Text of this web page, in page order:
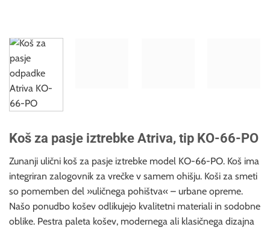
Koš za pasje iztrebke Atriva, tip KO-66-PO
Zunanji ulični koš za pasje iztrebke model KO-66-PO. Koš ima
integriran zalogovnik za vrečke v samem ohišju. Koši za smeti
so pomemben del »uličnega pohištva« – urbane opreme.
Našo ponudbo košev odlikujejo kvalitetni materiali in sodobne
oblike. Pestra paleta košev, modernega ali klasičnega dizajna